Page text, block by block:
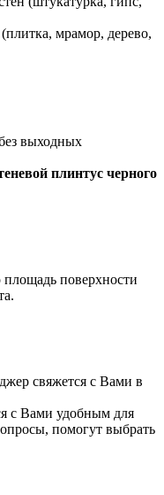
мрамор, дерево,
выходных
плинтус черного
поверхности
свяжется с Вами в
с Вами удобным для
помогут выбрать